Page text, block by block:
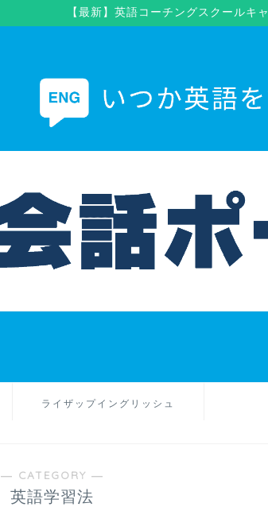
【最新】英語コーチングスクールキ
ライザップイングリッシュ
― CATEGORY ―
英語学習法